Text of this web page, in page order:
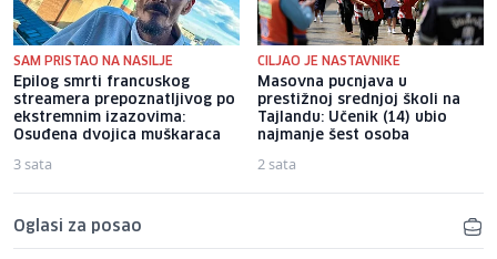
SAM PRISTAO NA NASILJE
Epilog smrti francuskog
streamera prepoznatljivog po
ekstremnim izazovima:
Osuđena dvojica muškaraca
3 sata
CILJAO JE NASTAVNIKE
Masovna pucnjava u
prestižnoj srednjoj školi na
Tajlandu: Učenik (14) ubio
najmanje šest osoba
2 sata
Oglasi za posao